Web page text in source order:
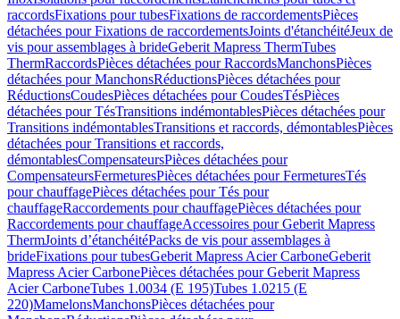
raccordsFixations pour tubesFixations de raccordementsPièces
détachées pour Fixations de raccordementsJoints d'étanchéitéJeux de
vis pour assemblages à brideGeberit Mapress ThermTubes
ThermRaccordsPièces détachées pour RaccordsManchonsPièces
détachées pour ManchonsRéductionsPièces détachées pour
RéductionsCoudesPièces détachées pour CoudesTésPièces
détachées pour TésTransitions indémontablesPièces détachées pour
Transitions indémontablesTransitions et raccords, démontablesPièces
détachées pour Transitions et raccords,
démontablesCompensateursPièces détachées pour
CompensateursFermeturesPièces détachées pour FermeturesTés
pour chauffagePièces détachées pour Tés pour
chauffageRaccordements pour chauffagePièces détachées pour
Raccordements pour chauffageAccessoires pour Geberit Mapress
ThermJoints d’étanchéitéPacks de vis pour assemblages à
brideFixations pour tubesGeberit Mapress Acier CarboneGeberit
Mapress Acier CarbonePièces détachées pour Geberit Mapress
Acier CarboneTubes 1.0034 (E 195)Tubes 1.0215 (E
220)MamelonsManchonsPièces détachées pour